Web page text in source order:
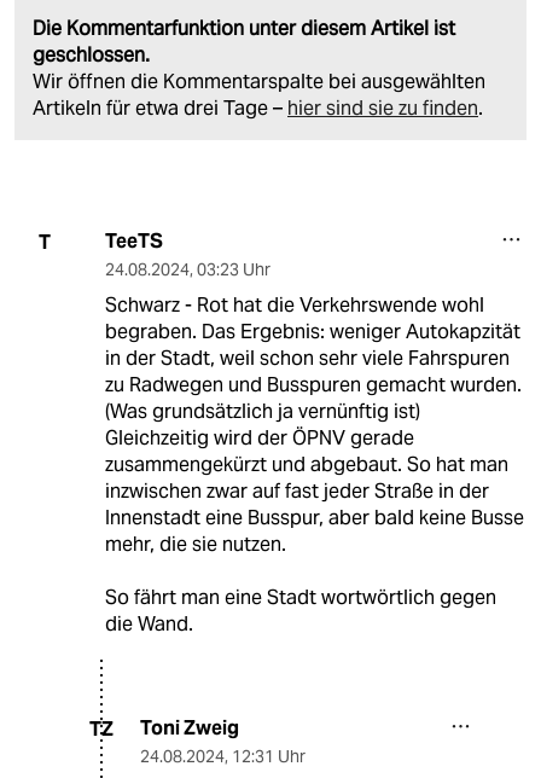
Die Kommentarfunktion unter diesem Artikel ist
geschlossen.
Wir öffnen die Kommentarspalte bei ausgewählten
Artikeln für etwa drei Tage – hier sind sie zu finden.
T TeeTS
24.08.2024, 03:23 Uhr
Schwarz - Rot hat die Verkehrswende wohl
begraben. Das Ergebnis: weniger Autokapzität
in der Stadt, weil schon sehr viele Fahrspuren
zu Radwegen und Busspuren gemacht wurden.
(Was grundsätzlich ja vernünftig ist)
Gleichzeitig wird der ÖPNV gerade
zusammengekürzt und abgebaut. So hat man
inzwischen zwar auf fast jeder Straße in der
Innenstadt eine Busspur, aber bald keine Busse
mehr, die sie nutzen.
So fährt man eine Stadt wortwörtlich gegen
die Wand.
TZ Toni Zweig
24.08.2024, 12:31 Uhr